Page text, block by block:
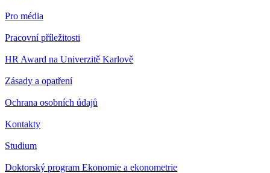
Pro média
Pracovní příležitosti
HR Award na Univerzitě Karlově
Zásady a opatření
Ochrana osobních údajů
Kontakty
Studium
Doktorský program Ekonomie a ekonometrie